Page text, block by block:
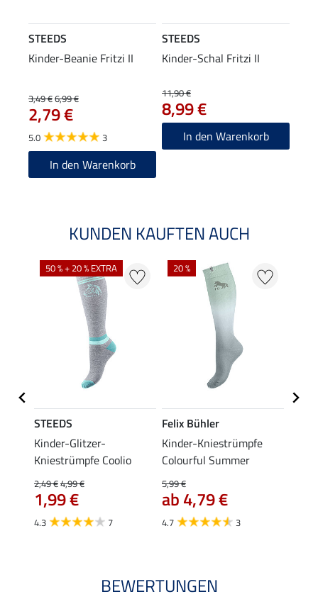
STEEDS
Kinder-Beanie Fritzi II
3,49 €6,99 €
2,79 €
5.0 3
In den Warenkorb
STEEDS
Kinder-Schal Fritzi II
11,90 €
8,99 €
In den Warenkorb
KUNDEN KAUFTEN AUCH
50 % + 20 % EXTRA
STEEDS
Kinder-Glitzer-
Kniestrümpfe Coolio
2,49 €4,99 €
1,99 €
4.3 7
20 %
Felix Bühler
Kinder-Kniestrümpfe
Colourful Summer
5,99 €
ab 4,79 €
4.7 3
BEWERTUNGEN